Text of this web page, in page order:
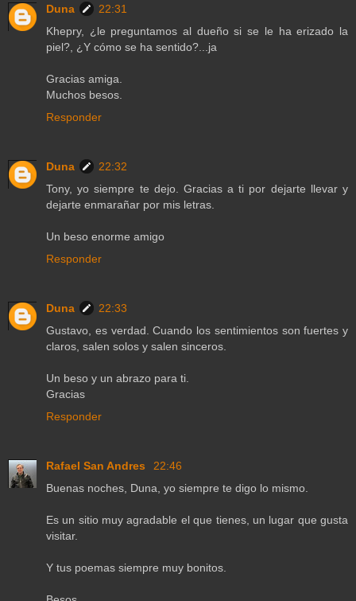
Duna
22:31
Khepry, ¿le preguntamos al dueño si se le ha erizado la
piel?, ¿Y cómo se ha sentido?...ja
Gracias amiga.
Muchos besos.
Responder
Duna
22:32
Tony, yo siempre te dejo. Gracias a ti por dejarte llevar y
dejarte enmarañar por mis letras.
Un beso enorme amigo
Responder
Duna
22:33
Gustavo, es verdad. Cuando los sentimientos son fuertes y
claros, salen solos y salen sinceros.
Un beso y un abrazo para ti.
Gracias
Responder
Rafael San Andres
22:46
Buenas noches, Duna, yo siempre te digo lo mismo.
Es un sitio muy agradable el que tienes, un lugar que gusta
visitar.
Y tus poemas siempre muy bonitos.